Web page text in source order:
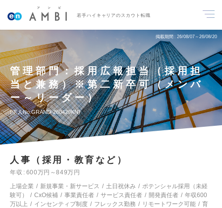
若手ハイキャリアのスカウト転職
掲載期間 26/08/07～26/08/20
管理部門：採用広報担当（採用担
当と兼務）※第二新卒可（メンバ
ー～リーダー）
求人No.GRAND-260429KN
人事（採用・教育など）
年収
600万円～849万円
上場企業
新規事業・新サービス 土日祝休み
ポテンシャル採用（未経
験可）
CxO候補 事業責任者 サービス責任者 開発責任者
年収600
万以上
インセンティブ制度 フレックス勤務 リモートワーク可能
育